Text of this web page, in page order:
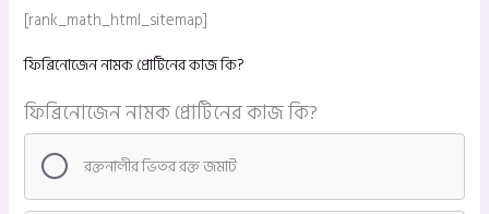
[rank_math_html_sitemap]
ফিব্রিনোজেন নামক প্রোটিনের কাজ কি?
ফিব্রিনোজেন নামক প্রোটিনের কাজ কি?
রক্তনালীর ভিতর রক্ত জমাট